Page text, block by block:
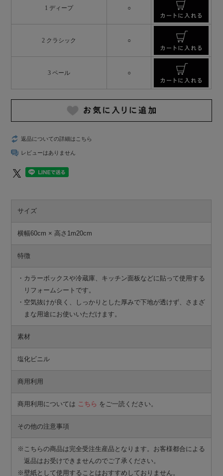
1 ディープ ○
2 クラシック ○
3 ペール ○
返品についての詳細はこちら
レビューはありません
サイズ
横幅60cm × 高さ1m20cm
特徴
・カラーボックスや冷蔵庫、キッチン面板などに貼って使用する
リフォームシートです。
・空気抜けが良く、しっかりとした厚みで下地が透けず、さまざ
まな用途にお使いいただけます。
素材
塩化ビニル
商用利用
商用利用については こちら をご一読ください。
その他の注意事項
※こちらの商品は完全受注生産品となります。お客様都合による
返品はお受けできませんのでご了承ください。
※壁紙として使用することはおすすめしておりません。